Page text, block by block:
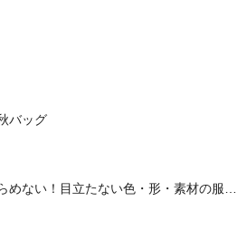
バッグ
めない！目立たない色・形・素材の服を